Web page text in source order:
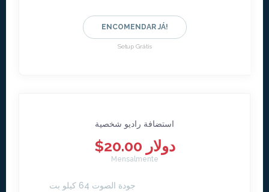
ENCOMENDAR JÁ!
Setup Grátis
استضافة راديو شخصية
$20.00 دولار
Mensalmente
جودة الصوت 64 كيلو بت